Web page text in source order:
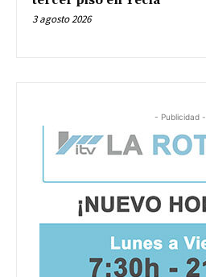
3 agosto 2026
- Publicidad -